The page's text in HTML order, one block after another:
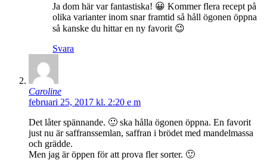
Ja dom här var fantastiska! 😀 Kommer flera recept på
olika varianter inom snar framtid så håll ögonen öppna
så kanske du hittar en ny favorit 😉
Svara
Caroline
februari 25, 2017 kl. 2:20 e m
Det låter spännande. 🙂 ska hålla ögonen öppna. En favorit
just nu är saffranssemlan, saffran i brödet med mandelmassa
och grädde.
Men jag är öppen för att prova fler sorter. 🙂